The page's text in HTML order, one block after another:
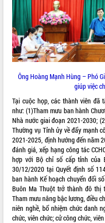
VĂN BẢN HĐND TỈNH
ĐIỂM TIN VĂN BẢN
QUY HOẠCH - KẾ HOẠCH
Ông Hoàng Mạnh Hùng – Phó
giúp việc
Tại cuộc họp, các thành viên đã
như: (1)Tham mưu ban hành
Nhà nước giai đoạn 2021-2030;
Thường vụ Tỉnh ủy về đẩy mạnh
2021-2025, định hướng đến năm
đánh giá, xếp hạng công tác
hợp với Bộ chỉ số cấp tỉnh của
30/12/2020 tại Quyết định số
ban hành Kế hoạch chuyển đổi
Buôn Ma Thuột trở thành đô thị
Tham mưu nâng bậc lương, điều
niên nghề, bổ nhiệm chức danh
chức, viên chức; cử công chức,